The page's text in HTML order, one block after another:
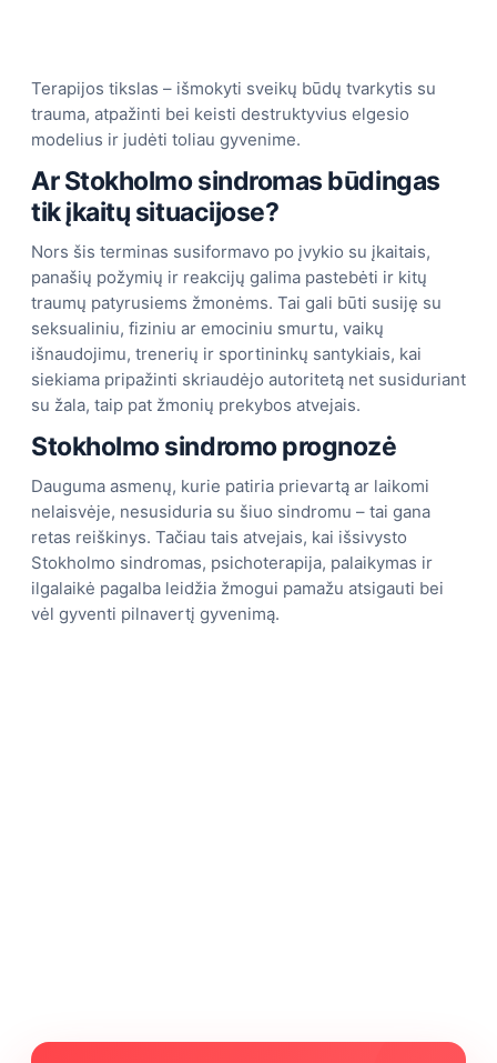
Terapijos tikslas – išmokyti sveikų būdų tvarkytis su
trauma, atpažinti bei keisti destruktyvius elgesio
modelius ir judėti toliau gyvenime.
Ar Stokholmo sindromas būdingas
tik įkaitų situacijose?
Nors šis terminas susiformavo po įvykio su įkaitais,
panašių požymių ir reakcijų galima pastebėti ir kitų
traumų patyrusiems žmonėms. Tai gali būti susiję su
seksualiniu, fiziniu ar emociniu smurtu, vaikų
išnaudojimu, trenerių ir sportininkų santykiais, kai
siekiama pripažinti skriaudėjo autoritetą net susiduriant
su žala, taip pat žmonių prekybos atvejais.
Stokholmo sindromo prognozė
Dauguma asmenų, kurie patiria prievartą ar laikomi
nelaisvėje, nesusiduria su šiuo sindromu – tai gana
retas reiškinys. Tačiau tais atvejais, kai išsivysto
Stokholmo sindromas, psichoterapija, palaikymas ir
ilgalaikė pagalba leidžia žmogui pamažu atsigauti bei
vėl gyventi pilnavertį gyvenimą.